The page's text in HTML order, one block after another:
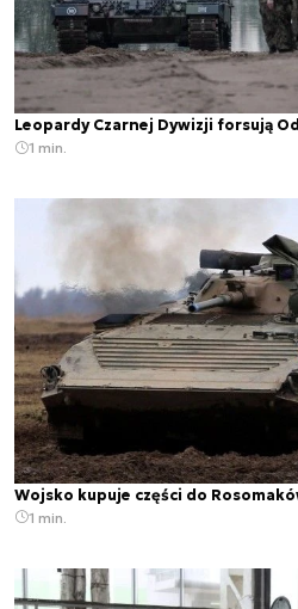
Leopardy Czarnej Dywizji forsują
1 min.
Wojsko kupuje części do
1 min.